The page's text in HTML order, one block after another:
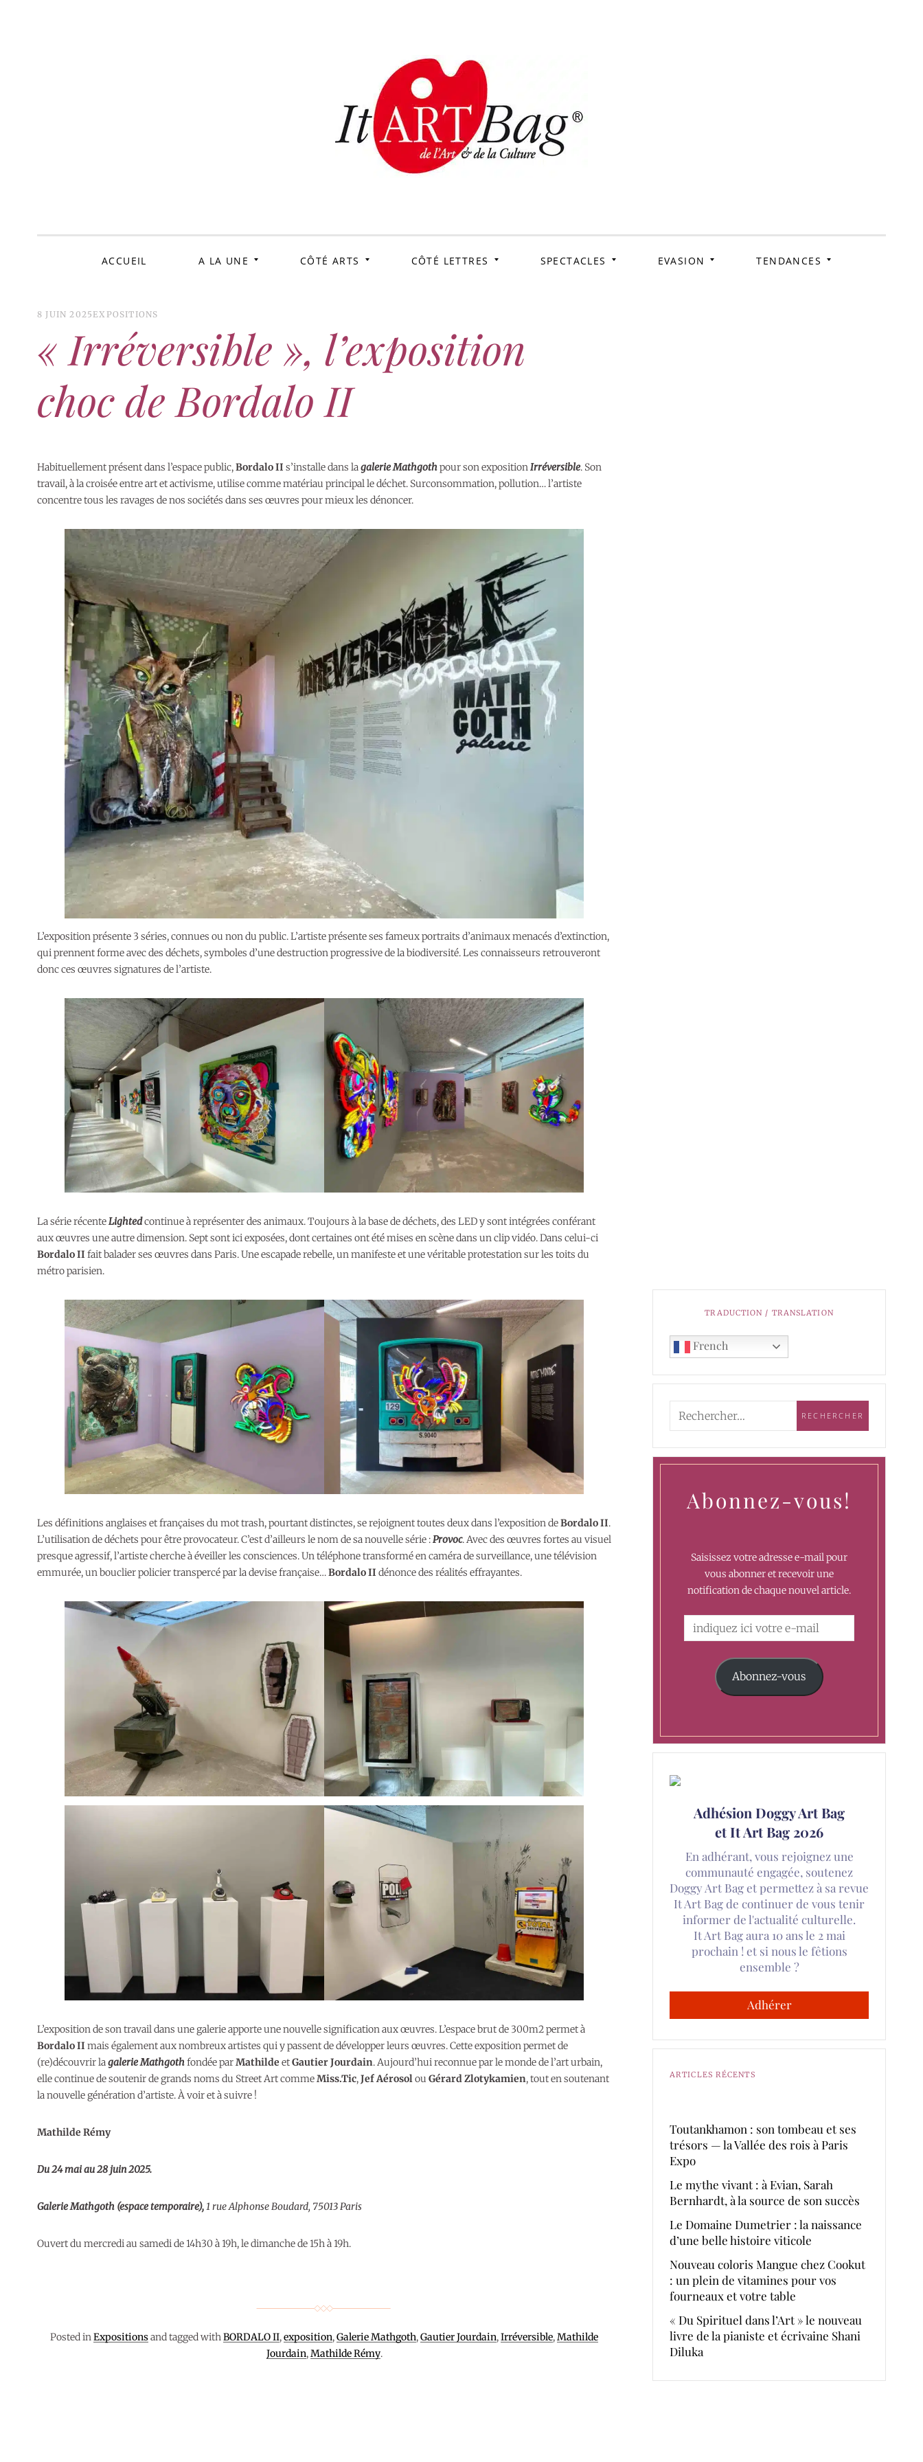
ItArtBag
ACCUEIL A LA UNE CÔTÉ ARTS CÔTÉ LETTRES SPECTACLES EVASION TENDANCES
8 JUIN 2025EXPOSITIONS
« Irréversible », l’exposition
choc de Bordalo II
Habituellement présent dans l’espace public,Bordalo II s’installe dans lagalerie Mathgothpour son expositionIrréversible. Son
travail, à la croisée entre art et activisme, utilise comme matériau principal le déchet. Surconsommation, pollution… l’artiste
concentre tous les ravages de nos sociétés dans ses œuvres pour mieux les dénoncer.
L’exposition présente 3 séries, connues ou non du public. L’artiste présente ses fameux portraits d’animaux menacés d’extinction,
qui prennent forme avec des déchets, symboles d’une destruction progressive de la biodiversité. Les connaisseurs retrouveront
donc ces œuvres signatures de l’artiste.
La série récenteLightedcontinue à représenter des animaux. Toujours à la base de déchets, des LED y sont intégrées conférant
aux œuvres une autre dimension. Sept sont ici exposées, dont certaines ont été mises en scène dans un clip vidéo. Dans celui-ci
Bordalo II fait balader ses œuvres dans Paris. Une escapade rebelle, un manifeste et une véritable protestation sur les toits du
métro parisien.
Les définitions anglaises et françaises du mot trash, pourtant distinctes, se rejoignent toutes deux dans l’exposition deBordalo II.
L’utilisation de déchets pour être provocateur. C’est d’ailleurs le nom de sa nouvelle série :Provoc. Avec des œuvres fortes au visuel
presque agressif, l’artiste cherche à éveiller les consciences. Un téléphone transformé en caméra de surveillance, une télévision
emmurée, un bouclier policier transpercé par la devise française…Bordalo II dénonce des réalités effrayantes.
L’exposition de son travail dans une galerie apporte une nouvelle signification aux œuvres. L’espace brut de 300m2 permet à
Bordalo II mais également aux nombreux artistes qui y passent de développer leurs œuvres. Cette exposition permet de
(re)découvrir lagalerie Mathgothfondée parMathilde etGautier Jourdain. Aujourd’hui reconnue par le monde de l’art urbain,
elle continue de soutenir de grands noms du Street Art commeMiss.Tic,Jef Aérosolou Gérard Zlotykamien, tout en soutenant
la nouvelle génération d’artiste. À voir et à suivre !
Mathilde Rémy
Du 24 mai au 28 juin 2025.
Galerie Mathgoth (espace temporaire),1 rue Alphonse Boudard, 75013 Paris
Ouvert du mercredi au samedi de 14h30 à 19h, le dimanche de 15h à 19h.
Posted inExpositionsand tagged withBORDALO II,exposition,Galerie Mathgoth,Gautier Jourdain,Irréversible,Mathilde
Jourdain,Mathilde Rémy.
EXPOSITIONS
TRADUCTION / TRANSLATION
French
Abonnez-vous!
Saisissez votre adresse e-mail pour
vous abonner et recevoir une
notification de chaque nouvel article.
Abonnez-vous
Adhésion Doggy Art Bag
et It Art Bag 2026
En adhérant, vous rejoignez une
communauté engagée, soutenez
Doggy Art Bag et permettez à sa revue
It Art Bag de continuer de vous tenir
informer de l'actualité culturelle.
It Art Bag aura 10 ans le 2 mai
prochain ! et si nous le fêtions
ensemble ?
Adhérer
ARTICLES RÉCENTS
Toutankhamon : son tombeau et ses
trésors — la Vallée des rois à Paris
Expo
Le mythe vivant : à Evian, Sarah
Bernhardt, à la source de son succès
Le Domaine Dumetrier : la naissance
d’une belle histoire viticole
Nouveau coloris Mangue chez Cookut
: un plein de vitamines pour vos
fourneaux et votre table
« Du Spirituel dans l’Art » le nouveau
livre de la pianiste et écrivaine Shani
Diluka